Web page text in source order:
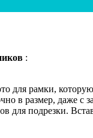
:
для рамки,
в размер, даже с
для подрезки.